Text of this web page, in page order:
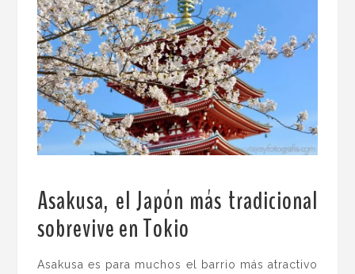
Asakusa, el Japón más tradicional
sobrevive en Tokio
Asakusa es para muchos el barrio más atractivo